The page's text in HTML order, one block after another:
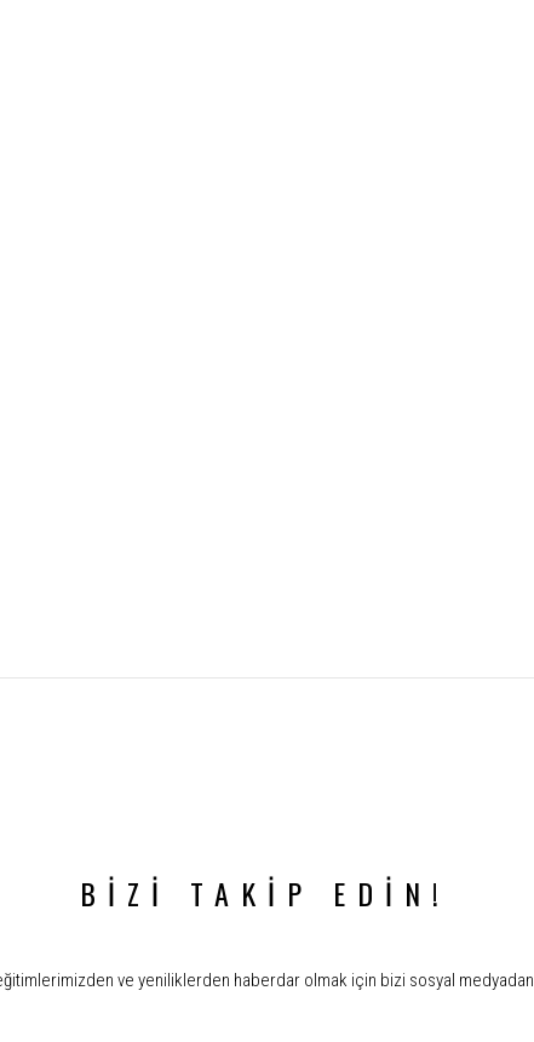
BİZİ TAKİP EDİN!
ve yeniliklerden haberdar olmak için bizi sosyal